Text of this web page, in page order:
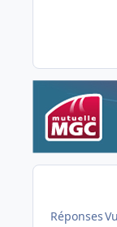
Réponses